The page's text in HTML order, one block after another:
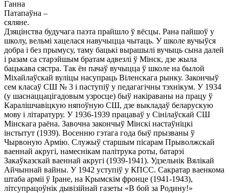
Ганна
Патапаўна –
сяляне.
Дзяцінства будучага паэта прайшло ў вёсцы. Рана пайшоў у
школу, вельмі хацелася навучыцца чытаць. У школе вучыўся
добра і без прымусу, таму бацькі вырашылі вучыць сына далей
і разам са старэйшым братам адвезлі ў Мінск, дзе жыла
бацькава сястра. Так ён пачаў вучыцца ў школе на былой
Міхайлаўскай вуліцы насупраць Віленскага рынку. Закончыў
сем класаў СШ № 3 і паступіў у педагагічны тэхнікум. У 1934
(у шаснаццацігадовым узросце) быў накіраваны на працу ў
Каралішчавіцкую няпоўную СШ, дзе выкладаў беларускую
мову і літаратуру. У 1936-1939 працаваў у Сінілаўскай СШ
Мінскага раёна. Завочна закончыў Мінскі настаўніцкі
інстытут (1939). Восенню гэтага года быў прызваны ў
Чырвоную Армію. Служыў старшым пісарам Прыволжскай
ваеннай акругі, намеснікам палітрука роты, батарэі
Закаўказскай ваеннай акругі (1939-1941). Удзельнік Вялікай
Айчыннай вайны. У 1942 уступіў у КПСС. Сакратар ваенкома
штаба арміі ў Іране, на Крымскім фронце (1941-1943),
літсупрацоўнік дывізійнай газеты «В бой за Родину!»